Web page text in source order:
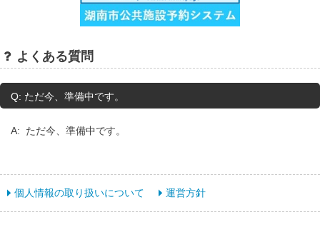
よくある質問
Q: ただ今、準備中です。
A: ただ今、準備中です。
個人情報の取り扱いについて 運営方針